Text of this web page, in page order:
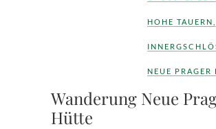
HOHE TAUERN
NEUE PRAGER
Wanderung Neue
Hütte